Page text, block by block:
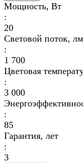
Мощность, Вт
:
20
Световой поток, лм
:
1 700
Цветовая
:
3 000
:
85
Гарантия, лет
:
3